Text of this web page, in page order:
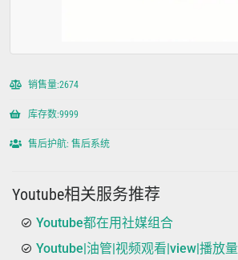
销售量:2674
库存数:9999
售后护航: 售后系统
Youtube相关服务推荐
Youtube都在用社媒组合
Youtube|油管|视频观看|view|播放量